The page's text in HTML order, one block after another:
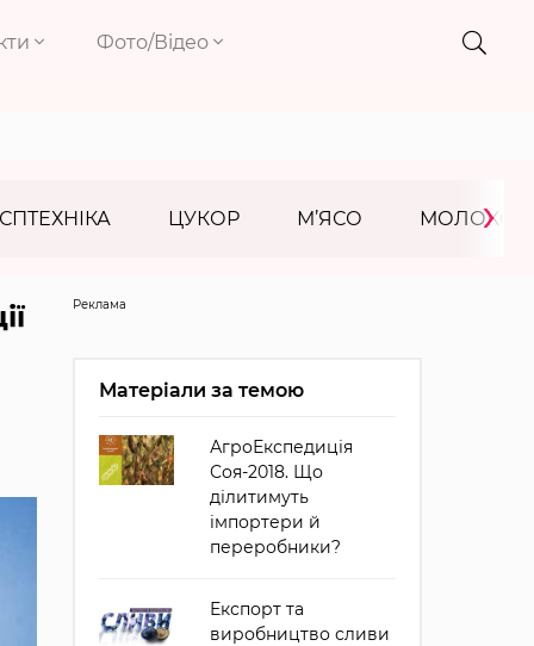
Фото/Відео
ЦУКОР М’ЯСО МОЛОКО
›
Реклама
Матеріали за темою
АгроЕкспедиція
Соя-2018. Що
ділитимуть
імпортери й
переробники?
Експорт та
виробництво сливи